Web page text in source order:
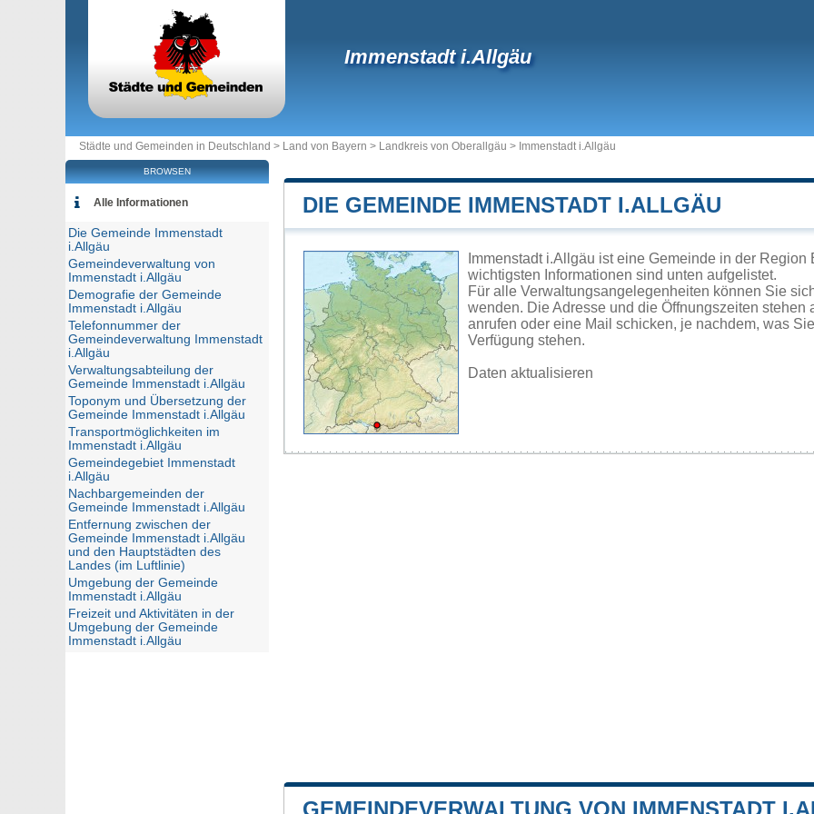
Immenstadt i.Allgäu
Städte und Gemeinden in Deutschland > Land von Bayern > Landkreis von Oberallgäu > Immenstadt i.Allgäu
DIE GEMEINDE IMMENSTADT I.ALLGÄU
Immenstadt i.Allgäu ist eine Gemeinde in der
wichtigsten Informationen sind unten aufgelistet.
Für alle Verwaltungsangelegenheiten können Sie
wenden. Die Adresse und die Öffnungszeiten
anrufen oder eine Mail schicken, je nachdem, was
Verfügung stehen.
Daten aktualisieren
GEMEINDEVERWALTUNG VON IMMENSTADT
BROWSEN
Alle Informationen
Die Gemeinde Immenstadt
i.Allgäu
Gemeindeverwaltung von
Immenstadt i.Allgäu
Demografie der Gemeinde
Immenstadt i.Allgäu
Telefonnummer der
Gemeindeverwaltung Immenstadt
i.Allgäu
Verwaltungsabteilung der
Gemeinde Immenstadt i.Allgäu
Toponym und Übersetzung der
Gemeinde Immenstadt i.Allgäu
Transportmöglichkeiten im
Immenstadt i.Allgäu
Gemeindegebiet Immenstadt
i.Allgäu
Nachbargemeinden der
Gemeinde Immenstadt i.Allgäu
Entfernung zwischen der
Gemeinde Immenstadt i.Allgäu
und den Hauptstädten des
Landes (im Luftlinie)
Umgebung der Gemeinde
Immenstadt i.Allgäu
Freizeit und Aktivitäten in der
Umgebung der Gemeinde
Immenstadt i.Allgäu